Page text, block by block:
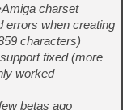
charset
errors when creating
characters)
fixed (more
worked
betas ago